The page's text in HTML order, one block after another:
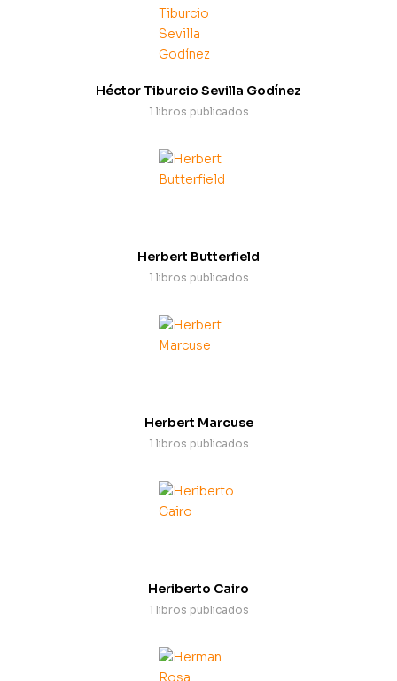
Héctor Tiburcio Sevilla Godínez
1 libros publicados
Herbert Butterfield
1 libros publicados
Herbert Marcuse
1 libros publicados
Heriberto Cairo
1 libros publicados